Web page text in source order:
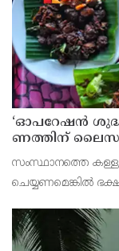
‘ഓ​പ​റേ​ഷ​ൻ
ണ​ത്തി​ന്
സംസ്ഥാനത്തെ
ചെയ്യണമെങ്കിൽ
പരിശോധന
ചെയ്യുന്ന സ്ഥാപനങ്